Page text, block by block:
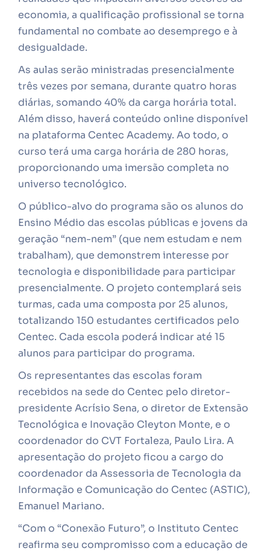
economia, a qualificação profissional se torna
fundamental no combate ao desemprego e à
desigualdade.
As aulas serão ministradas presencialmente
três vezes por semana, durante quatro horas
diárias, somando 40% da carga horária total.
Além disso, haverá conteúdo online disponível
na plataforma Centec Academy. Ao todo, o
curso terá uma carga horária de 280 horas,
proporcionando uma imersão completa no
universo tecnológico.
O público-alvo do programa são os alunos do
Ensino Médio das escolas públicas e jovens da
geração “nem-nem” (que nem estudam e nem
trabalham), que demonstrem interesse por
tecnologia e disponibilidade para participar
presencialmente. O projeto contemplará seis
turmas, cada uma composta por 25 alunos,
totalizando 150 estudantes certificados pelo
Centec. Cada escola poderá indicar até 15
alunos para participar do programa.
Os representantes das escolas foram
recebidos na sede do Centec pelo diretor-
presidente Acrísio Sena, o diretor de Extensão
Tecnológica e Inovação Cleyton Monte, e o
coordenador do CVT Fortaleza, Paulo Lira. A
apresentação do projeto ficou a cargo do
coordenador da Assessoria de Tecnologia da
Informação e Comunicação do Centec (ASTIC),
Emanuel Mariano.
“Com o “Conexão Futuro”, o Instituto Centec
reafirma seu compromisso com a educação de